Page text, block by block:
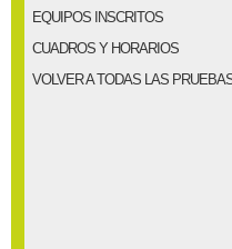
EQUIPOS INSCRITOS
CUADROS Y HORARIOS
VOLVER A TODAS LAS